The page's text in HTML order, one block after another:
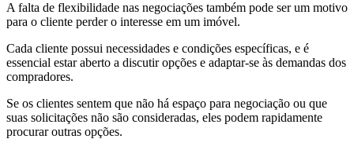
A falta de flexibilidade nas negociações também pode ser um motivo
para o cliente perder o interesse em um imóvel.
Cada cliente possui necessidades e condições específicas, e é
essencial estar aberto a discutir opções e adaptar-se às demandas dos
compradores.
Se os clientes sentem que não há espaço para negociação ou que
suas solicitações não são consideradas, eles podem rapidamente
procurar outras opções.